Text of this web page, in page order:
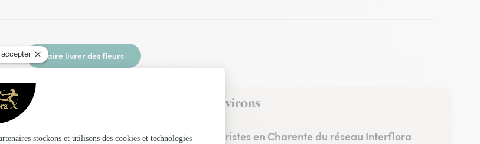
Faire livrer des fleurs
Interflora aux Essards et dans ses environs
Les fleuristes en Charente du réseau Interflora